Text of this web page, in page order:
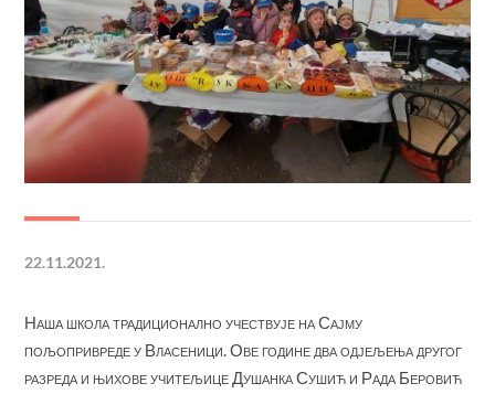
22.11.2021.
Наша школа традиционално учествује на Сајму
пољопривреде у Власеници. Ове године два одјељења другог
разреда и њихове учитељице Душанка Сушић и Рада Беровић